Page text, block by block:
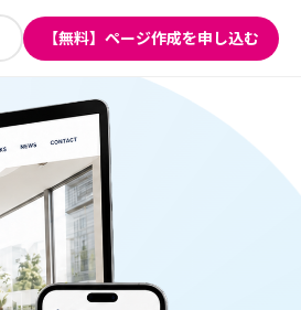
【無料】ページ作成を申し込む